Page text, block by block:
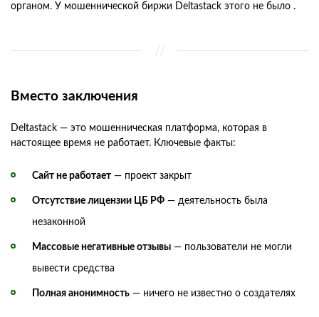
органом. У мошеннической биржи Deltastack этого не было .
Вместо заключения
Deltastack — это мошенническая платформа, которая в
настоящее время не работает. Ключевые факты:
Сайт не работает — проект закрыт
Отсутствие лицензии ЦБ РФ — деятельность была
незаконной
Массовые негативные отзывы — пользователи не могли
вывести средства
Полная анонимность — ничего не известно о создателях